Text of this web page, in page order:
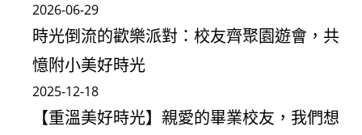
2026-06-29
時光倒流的歡樂派對：校友齊聚園遊會，共
憶附小美好時光
2025-12-18
【重溫美好時光】親愛的畢業校友，我們想